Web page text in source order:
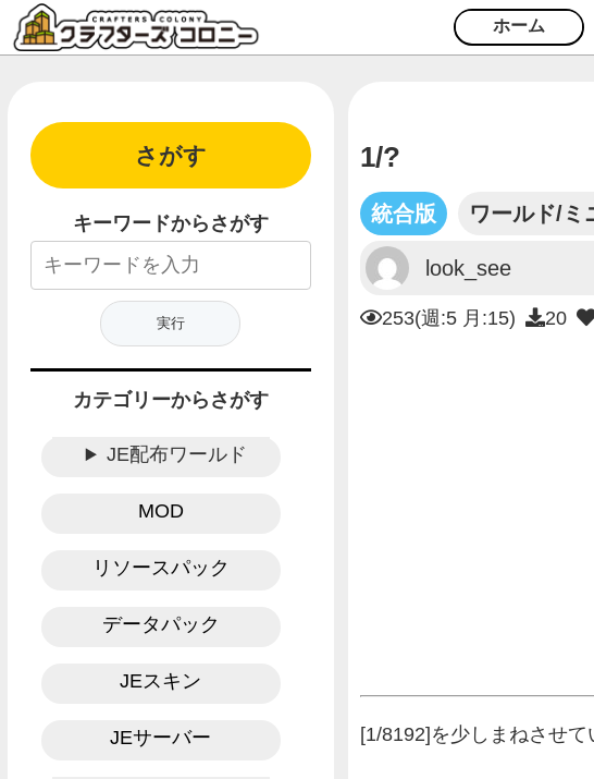
ホーム
1/?
統合版 ワールド/ミ
look_see
253(週:5 月:15) 20
[1/8192]を少しまねさせて
さがす
キーワードからさがす
カテゴリーからさがす
JE配布ワールド
MOD
リソースパック
データパック
JEスキン
JEサーバー